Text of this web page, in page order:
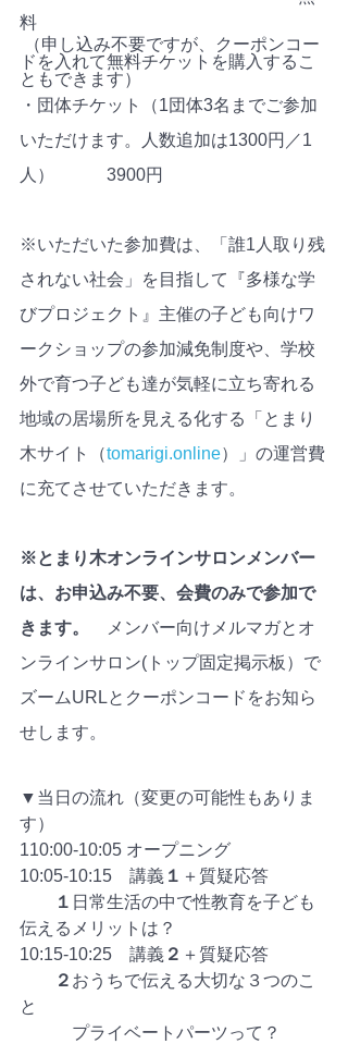
料
ドを入れて無料チケットを購入するこ
ともできます）
・団体チケット（1団体3名までご参加
いただけます。人数追加は1300円／1
人）　　　3900円
※いただいた参加費は、「誰1人取り残
されない社会」を目指して『多様な学
びプロジェクト』主催の子ども向けワ
ークショップの参加減免制度や、学校
外で育つ子ども達が気軽に立ち寄れる
地域の居場所を見える化する「とまり
木サイト（tomarigi.online）」の運営費
に充てさせていただきます。
※とまり木オンラインサロンメンバー
は、お申込み不要、会費のみで参加で
きます。
メンバー向けメルマガとオ
ンラインサロン(トップ固定掲示板）で
ズームURLとクーポンコードをお知ら
せします。
▼当日の流れ（変更の可能性もありま
す）
110:00-10:05 オープニング
10:05-10:15　講義 １ ＋質疑応答
１ 日常生活の中で性教育を子ども
伝えるメリットは？
10:15-10:25　講義 ２ ＋質疑応答
２ おうちで伝える大切な３つのこ
と
プライベートパーツって？